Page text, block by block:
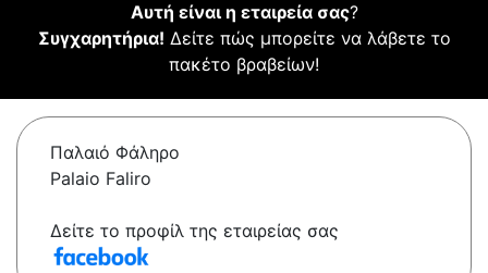
Αυτή είναι η εταιρεία σας?
Συγχαρητήρια! Δείτε πώς μπορείτε να λάβετε το
πακέτο βραβείων!
Παλαιό Φάληρο
Palaio Faliro
Δείτε το προφίλ της εταιρείας σας